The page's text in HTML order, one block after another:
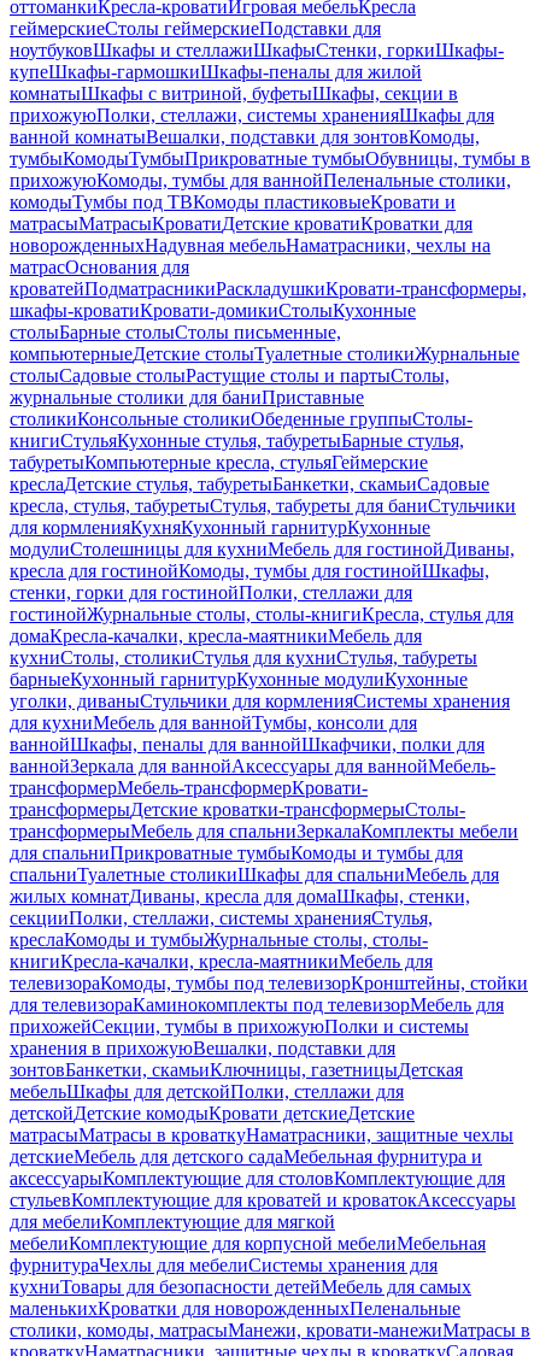
оттоманкиКресла-кроватиИгровая мебельКресла
геймерскиеСтолы геймерскиеПодставки для
ноутбуковШкафы и стеллажиШкафыСтенки, горкиШкафы-
купеШкафы-гармошкиШкафы-пеналы для жилой
комнатыШкафы с витриной, буфетыШкафы, секции в
прихожуюПолки, стеллажи, системы храненияШкафы для
ванной комнатыВешалки, подставки для зонтовКомоды,
тумбыКомодыТумбыПрикроватные тумбыОбувницы, тумбы в
прихожуюКомоды, тумбы для ваннойПеленальные столики,
комодыТумбы под ТВКомоды пластиковыеКровати и
матрасыМатрасыКроватиДетские кроватиКроватки для
новорожденныхНадувная мебельНаматрасники, чехлы на
матрасОснования для
кроватейПодматрасникиРаскладушкиКровати-трансформеры,
шкафы-кроватиКровати-домикиСтолыКухонные
столыБарные столыСтолы письменные,
компьютерныеДетские столыТуалетные столикиЖурнальные
столыСадовые столыРастущие столы и партыСтолы,
журнальные столики для баниПриставные
столикиКонсольные столикиОбеденные группыСтолы-
книгиСтульяКухонные стулья, табуретыБарные стулья,
табуретыКомпьютерные кресла, стульяГеймерские
креслаДетские стулья, табуретыБанкетки, скамьиСадовые
кресла, стулья, табуретыСтулья, табуреты для баниСтульчики
для кормленияКухняКухонный гарнитурКухонные
модулиСтолешницы для кухниМебель для гостинойДиваны,
кресла для гостинойКомоды, тумбы для гостинойШкафы,
стенки, горки для гостинойПолки, стеллажи для
гостинойЖурнальные столы, столы-книгиКресла, стулья для
домаКресла-качалки, кресла-маятникиМебель для
кухниСтолы, столикиСтулья для кухниСтулья, табуреты
барныеКухонный гарнитурКухонные модулиКухонные
уголки, диваныСтульчики для кормленияСистемы хранения
для кухниМебель для ваннойТумбы, консоли для
ваннойШкафы, пеналы для ваннойШкафчики, полки для
ваннойЗеркала для ваннойАксессуары для ваннойМебель-
трансформерМебель-трансформерКровати-
трансформерыДетские кроватки-трансформерыСтолы-
трансформерыМебель для спальниЗеркалаКомплекты мебели
для спальниПрикроватные тумбыКомоды и тумбы для
спальниТуалетные столикиШкафы для спальниМебель для
жилых комнатДиваны, кресла для домаШкафы, стенки,
секцииПолки, стеллажи, системы храненияСтулья,
креслаКомоды и тумбыЖурнальные столы, столы-
книгиКресла-качалки, кресла-маятникиМебель для
телевизораКомоды, тумбы под телевизорКронштейны, стойки
для телевизораКаминокомплекты под телевизорМебель для
прихожейСекции, тумбы в прихожуюПолки и системы
хранения в прихожуюВешалки, подставки для
зонтовБанкетки, скамьиКлючницы, газетницыДетская
мебельШкафы для детскойПолки, стеллажи для
детскойДетские комодыКровати детскиеДетские
матрасыМатрасы в кроваткуНаматрасники, защитные чехлы
детскиеМебель для детского садаМебельная фурнитура и
аксессуарыКомплектующие для столовКомплектующие для
стульевКомплектующие для кроватей и кроватокАксессуары
для мебелиКомплектующие для мягкой
мебелиКомплектующие для корпусной мебелиМебельная
фурнитураЧехлы для мебелиСистемы хранения для
кухниТовары для безопасности детейМебель для самых
маленькихКроватки для новорожденныхПеленальные
столики, комоды, матрасыМанежи, кровати-манежиМатрасы в
кроваткуНаматрасники, защитные чехлы в кроваткуСадовая